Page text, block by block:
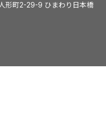
形町2-29-9 ひまわり日本橋